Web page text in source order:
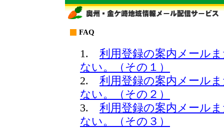
FAQ
1. 利用登録の案内メール
ない。（その１）
2. 利用登録の案内メール
ない。（その２）
3. 利用登録の案内メール
ない。（その３）